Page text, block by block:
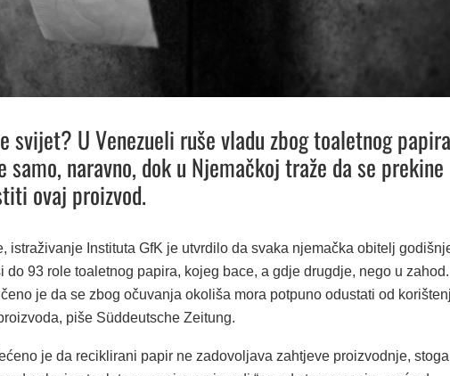
svijet? U Venezueli ruše vladu zbog toaletnog
samo, naravno, dok u Njemačkoj traže da se prekine
ovaj proizvod.
istraživanje Instituta GfK je utvrdilo da svaka njemačka obitelj
do 93 role toaletnog papira, kojeg bace, a gdje drugdje, nego u zahod.
je da se zbog očuvanja okoliša mora potpuno odustati od
piše Süddeutsche Zeitung.
je da reciklirani papir ne zadovoljava zahtjeve proizvodnje, stoga